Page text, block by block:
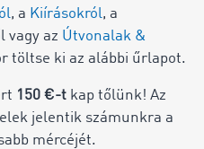
, a Kiírásokról, a
l vagy az Útvonalak &
töltse ki az alábbi űrlapot.
150 €-tkap tőlünk! Az
jelentik számunkra a
mércéjét.